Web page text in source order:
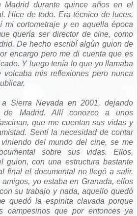
Madrid durante quince años en el
Hice de todo. Era técnico de luces,
mi cortometraje y en aquella época
quería ser director de cine, como
De hecho escribí algún guion de
encargo pero me di cuenta que es
Y luego tenía lo que yo llamaba
volcaba mis reflexiones pero nunca
a Sierra Nevada en 2001, dejando
Madrid. Allí conozco a unos
que me cuentan sus vidas y
Sentí la necesidad de contar
del mundo del cine, se me
sobre sus vidas. Ellos,
guion, con una estructura bastante
final el documental no llegó a salir.
yo estaba en Granada, ellos
su trabajo y nada, aquello quedó
quedó la espinita clavada porque
campesinos que por entonces ya